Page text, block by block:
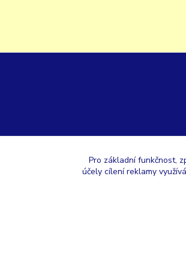
Pro základní funkčnost,
účely cílení reklamy